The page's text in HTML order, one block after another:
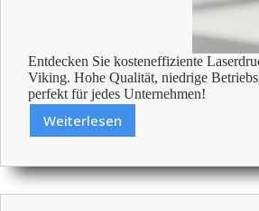
Entdecken Sie kosteneffiziente
Viking. Hohe Qualität, niedrige
perfekt für jedes Unternehmen!
Weiterlesen
Billige
–
Bezahlbare
Büroartikel